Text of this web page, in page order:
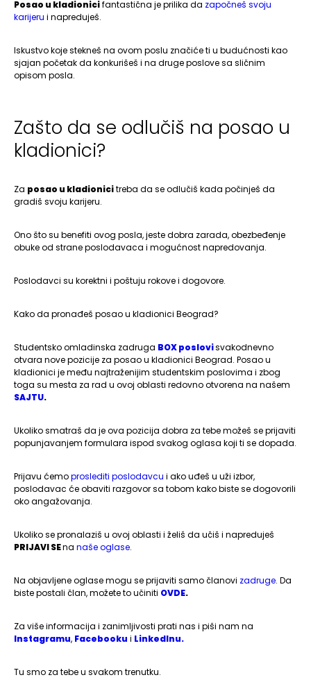
Posao u kladionicifantastična je prilika da započneš svoju
karijeru i napreduješ.
Iskustvo koje stekneš na ovom poslu značiće ti u budućnosti kao
sjajan početak da konkurišeš i na druge poslove sa sličnim
opisom posla.
Zašto da se odlučiš na posao u
kladionici?
Za posao u kladionicitreba da se odlučiš kada počinješ da
gradiš svoju karijeru.
Ono što su benefiti ovog posla, jeste dobra zarada, obezbeđenje
obuke od strane poslodavaca i mogućnost napredovanja.
Poslodavci su korektni i poštuju rokove i dogovore.
Kako da pronađeš posao u kladionici Beograd?
Studentsko omladinska zadruga BOX poslovisvakodnevno
otvara nove pozicije za posao u kladionici Beograd. Posao u
kladionici je među najtraženijim studentskim poslovima i zbog
toga su mesta za rad u ovoj oblasti redovno otvorena na našem
SAJTU.
Ukoliko smatraš da je ova pozicija dobra za tebe možeš se prijaviti
popunjavanjem formulara ispod svakog oglasa koji ti se dopada.
Prijavu ćemoproslediti poslodavcu i ako uđeš u uži izbor,
poslodavac će obaviti razgovor sa tobom kako biste se dogovorili
oko angažovanja.
Ukoliko se pronalaziš u ovoj oblasti i želiš da učiš i napreduješ
PRIJAVI SEna naše oglase.
Na objavljene oglase mogu se prijaviti samo članovi zadruge. Da
biste postali član, možete to učiniti OVDE.
Za više informacija i zanimljivosti prati nas i piši nam na
Instagramu, Facebooku i LinkedInu.
Tu smo za tebe u svakom trenutku.